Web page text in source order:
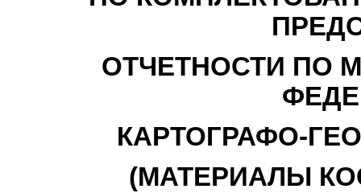
ОТЧЕТНОСТИ ПО
КАРТОГРАФО-
(МАТЕРИАЛЫ